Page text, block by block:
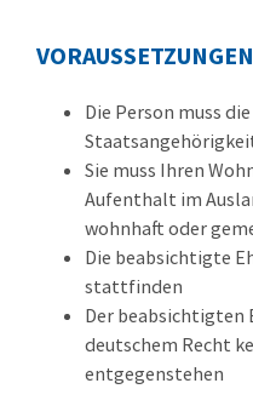
VORAUSSETZUNGEN
Die Person muss
Sie muss Ihren
Aufenthalt im
wohnhaft oder
Die beabsichtigte
stattfinden
Der beabsichtigten
deutschem Recht
entgegenstehen